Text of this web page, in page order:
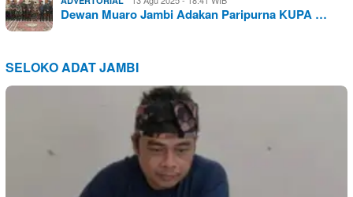
Dewan Muaro Jambi Adakan Paripurna KUPA …
SELOKO ADAT JAMBI